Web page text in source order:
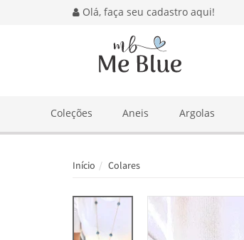
Olá, faça seu cadastro aqui!
Coleções Aneis Argolas
Início Colares